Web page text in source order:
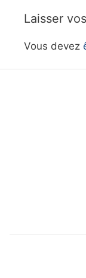
Laisser
Vous devez